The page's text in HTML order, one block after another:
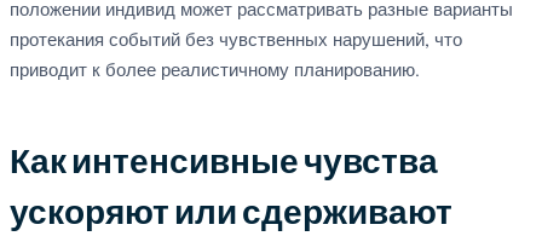
положении индивид может рассматривать разные варианты
протекания событий без чувственных нарушений, что
приводит к более реалистичному планированию.
Как интенсивные чувства
ускоряют или сдерживают